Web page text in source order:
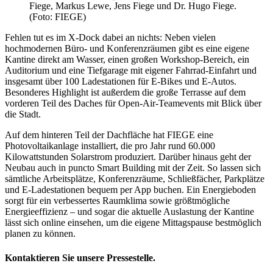
Fiege, Markus Lewe, Jens Fiege und Dr. Hugo Fiege.
(Foto: FIEGE)
Fehlen tut es im X-Dock dabei an nichts: Neben vielen
hochmodernen Büro- und Konferenzräumen gibt es eine eigene
Kantine direkt am Wasser, einen großen Workshop-Bereich, ein
Auditorium und eine Tiefgarage mit eigener Fahrrad-Einfahrt und
insgesamt über 100 Ladestationen für E-Bikes und E-Autos.
Besonderes Highlight ist außerdem die große Terrasse auf dem
vorderen Teil des Daches für Open-Air-Teamevents mit Blick über
die Stadt.
Auf dem hinteren Teil der Dachfläche hat FIEGE eine
Photovoltaikanlage installiert, die pro Jahr rund 60.000
Kilowattstunden Solarstrom produziert. Darüber hinaus geht der
Neubau auch in puncto Smart Building mit der Zeit. So lassen sich
sämtliche Arbeitsplätze, Konferenzräume, Schließfächer, Parkplätze
und E-Ladestationen bequem per App buchen. Ein Energieboden
sorgt für ein verbessertes Raumklima sowie größtmögliche
Energieeffizienz – und sogar die aktuelle Auslastung der Kantine
lässt sich online einsehen, um die eigene Mittagspause bestmöglich
planen zu können.
Kontaktieren Sie unsere Pressestelle.